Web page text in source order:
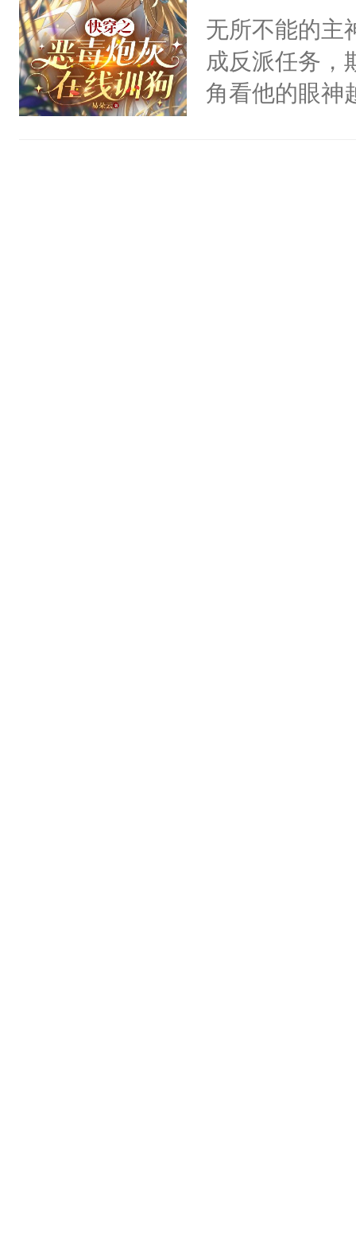
了！尼玛！到
作响。美丽的
的他的身上
照简介顺序来
名：名字是玉
无所不能的主
成反派任务，
角看他的眼